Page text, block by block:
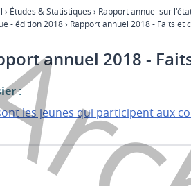
› Études & Statistiques › Rapport annuel sur
- édition 2018› Rapport annuel 2018 - Faits et
annuel 2018 -
:
les jeunes qui participent aux